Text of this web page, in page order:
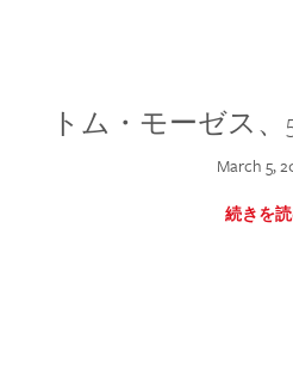
トム・モーゼス
March 5,
続きを